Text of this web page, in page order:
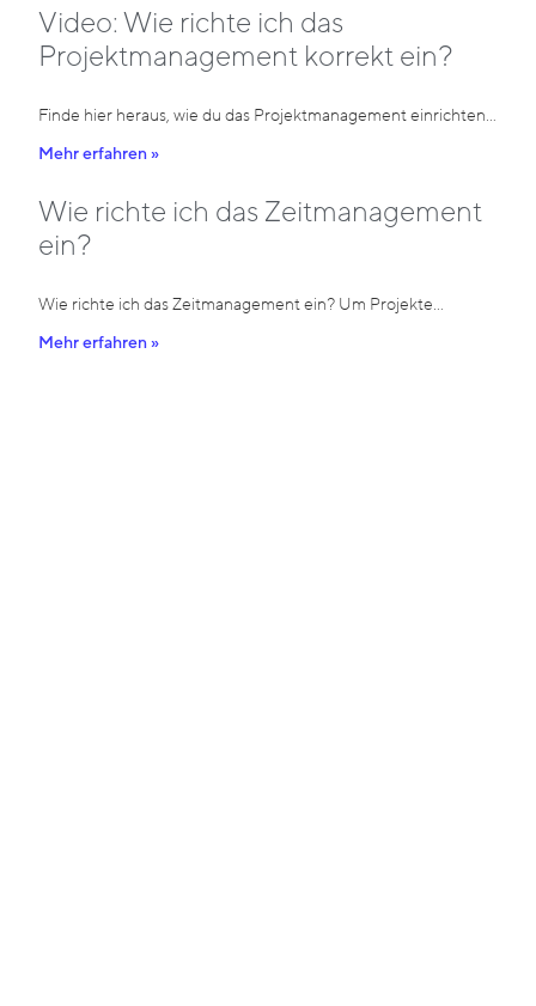
Video: Wie richte ich das
Projektmanagement korrekt ein?
Finde hier heraus, wie du das Projektmanagement einrichten…
Mehr erfahren »
Wie richte ich das Zeitmanagement
ein?
Wie richte ich das Zeitmanagement ein? Um Projekte…
Mehr erfahren »